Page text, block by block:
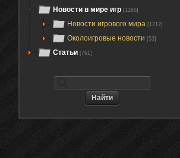
Новости в мире игр [1265]
Новости игрового мира [1212]
Околоигровые новости [53]
Статьи [761]